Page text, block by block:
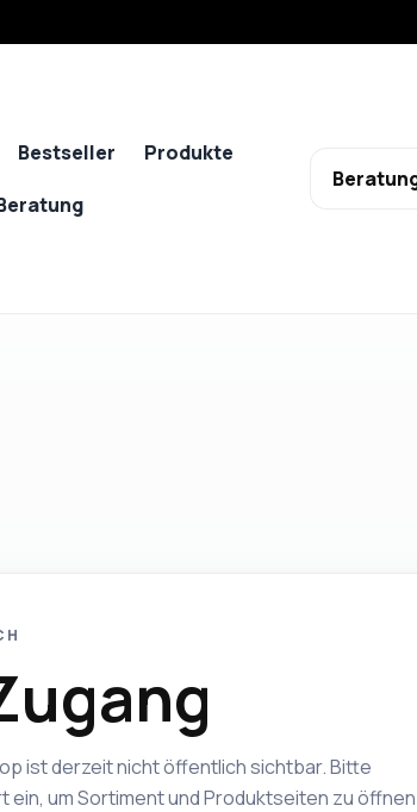
Bestseller
Produkte
ist derzeit nicht öffentlich sichtbar. Bitte
ein, um Sortiment und Produktseiten zu